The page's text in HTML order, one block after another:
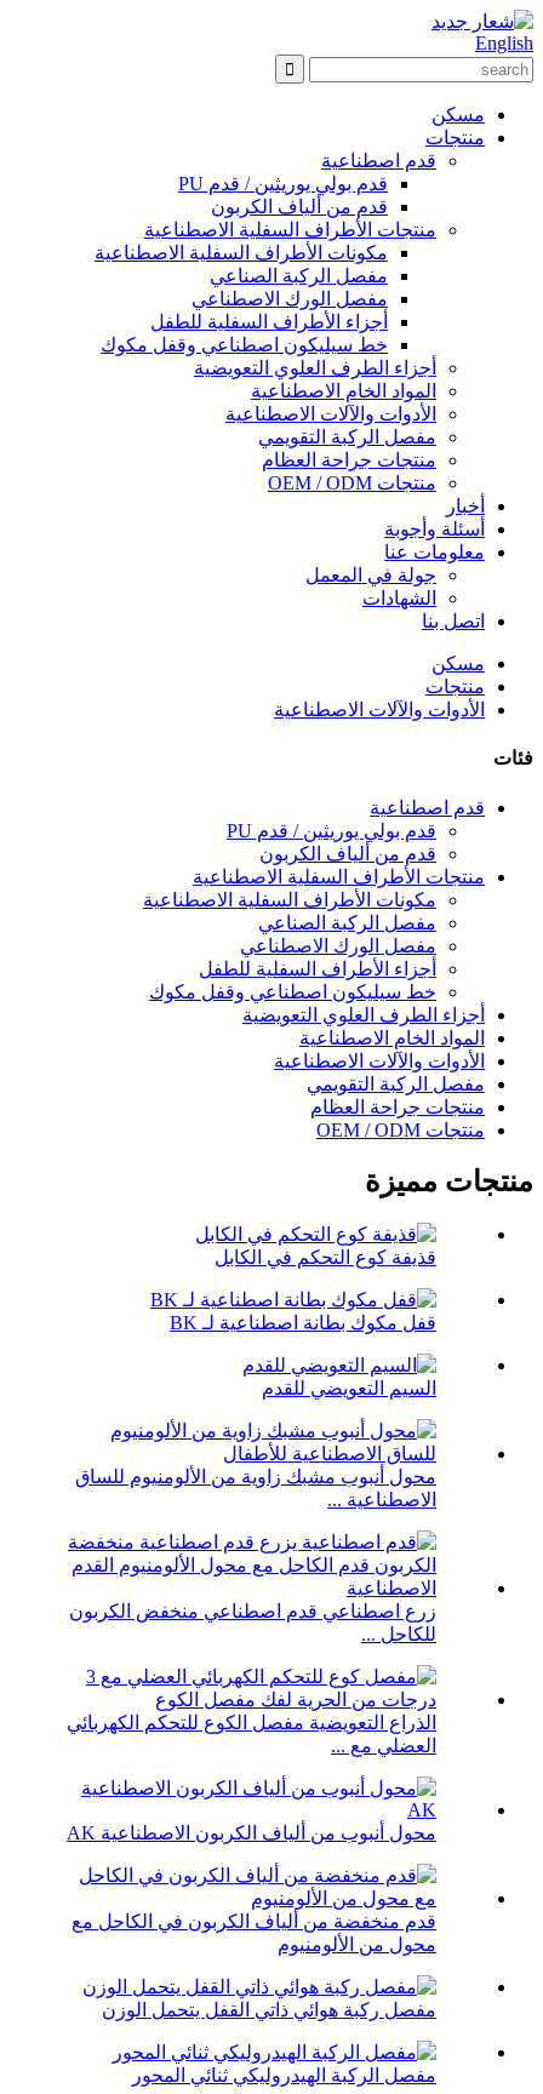
English
مسكن
منتجات
قدم اصطناعية
قدم بولي يوريثين / قدم PU
قدم من ألياف الكربون
منتجات الأطراف السفلية الاصطناعية
مكونات الأطراف السفلية الاصطناعية
مفصل الركبة الصناعي
مفصل الورك الاصطناعي
أجزاء الأطراف السفلية للطفل
خط سيليكون اصطناعي وقفل مكوك
أجزاء الطرف العلوي التعويضية
المواد الخام الاصطناعية
الأدوات والآلات الاصطناعية
مفصل الركبة التقويمي
منتجات جراحة العظام
منتجات OEM / ODM
أخبار
أسئلة وأجوبة
معلومات عنا
جولة في المعمل
الشهادات
اتصل بنا
مسكن
منتجات
الأدوات والآلات الاصطناعية
فئات
قدم اصطناعية
قدم بولي يوريثين / قدم PU
قدم من ألياف الكربون
منتجات الأطراف السفلية الاصطناعية
مكونات الأطراف السفلية الاصطناعية
مفصل الركبة الصناعي
مفصل الورك الاصطناعي
أجزاء الأطراف السفلية للطفل
خط سيليكون اصطناعي وقفل مكوك
أجزاء الطرف العلوي التعويضية
المواد الخام الاصطناعية
الأدوات والآلات الاصطناعية
مفصل الركبة التقويمي
منتجات جراحة العظام
منتجات OEM / ODM
منتجات مميزة
قذيفة كوع التحكم في الكابل
قفل مكوك بطانة اصطناعية لـ BK
السيم التعويضي للقدم
محول أنبوب مشبك زاوية من الألومنيوم للساق
الاصطناعية ...
زرع اصطناعي قدم اصطناعي منخفض الكربون
للكاحل ...
الذراع التعويضية مفصل الكوع للتحكم الكهربائي
العضلي مع ...
محول أنبوب من ألياف الكربون الاصطناعية AK
قدم منخفضة من ألياف الكربون في الكاحل مع
محول من الألومنيوم
مفصل ركبة هوائي ذاتي القفل يتحمل الوزن
مفصل الركبة الهيدروليكي ثنائي المحور